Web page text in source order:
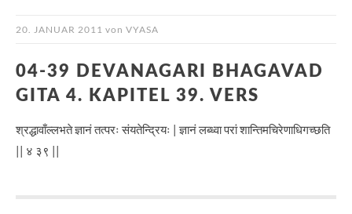
20. JANUAR 2011 von VYASA
04-39 DEVANAGARI BHAGAVAD
GITA 4. KAPITEL 39. VERS
श्रद्धावाँल्लभते ज्ञानं तत्परः संयतेन्द्रियः | ज्ञानं लब्ध्वा परां शान्तिमचिरेणाधिगच्छति
|| ४ ३९ ||